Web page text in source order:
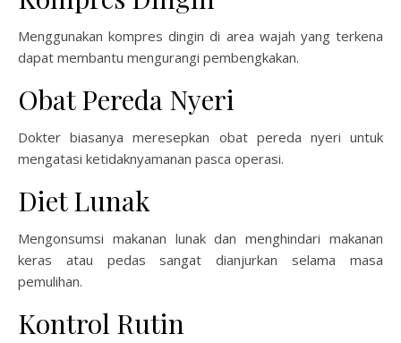
Menggunakan kompres dingin di area wajah yang terkena
dapat membantu mengurangi pembengkakan.
Obat Pereda Nyeri
Dokter biasanya meresepkan obat pereda nyeri untuk
mengatasi ketidaknyamanan pasca operasi.
Diet Lunak
Mengonsumsi makanan lunak dan menghindari makanan
keras atau pedas sangat dianjurkan selama masa
pemulihan.
Kontrol Rutin